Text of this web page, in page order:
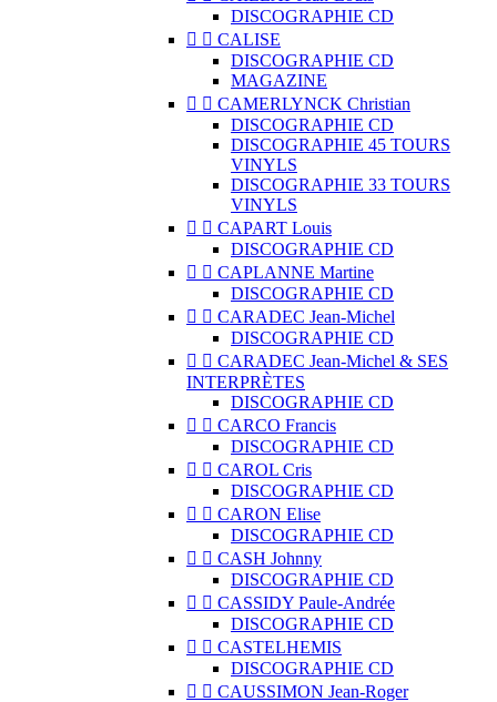
DISCOGRAPHIE CD
  CALISE
DISCOGRAPHIE CD
MAGAZINE
  CAMERLYNCK Christian
DISCOGRAPHIE CD
DISCOGRAPHIE 45 TOURS
VINYLS
DISCOGRAPHIE 33 TOURS
VINYLS
  CAPART Louis
DISCOGRAPHIE CD
  CAPLANNE Martine
DISCOGRAPHIE CD
  CARADEC Jean-Michel
DISCOGRAPHIE CD
  CARADEC Jean-Michel & SES
INTERPRÈTES
DISCOGRAPHIE CD
  CARCO Francis
DISCOGRAPHIE CD
  CAROL Cris
DISCOGRAPHIE CD
  CARON Elise
DISCOGRAPHIE CD
  CASH Johnny
DISCOGRAPHIE CD
  CASSIDY Paule-Andrée
DISCOGRAPHIE CD
  CASTELHEMIS
DISCOGRAPHIE CD
  CAUSSIMON Jean-Roger